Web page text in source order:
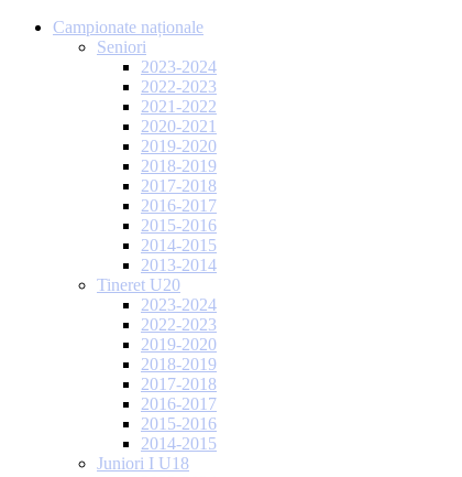
Campionate naționale
Seniori
2023-2024
2022-2023
2021-2022
2020-2021
2019-2020
2018-2019
2017-2018
2016-2017
2015-2016
2014-2015
2013-2014
Tineret U20
2023-2024
2022-2023
2019-2020
2018-2019
2017-2018
2016-2017
2015-2016
2014-2015
Juniori I U18